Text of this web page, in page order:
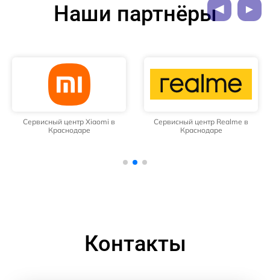
Наши партнёры
Сервисный центр Xiaomi в
Краснодаре
Сервисный центр Realme в
Краснодаре
Контакты